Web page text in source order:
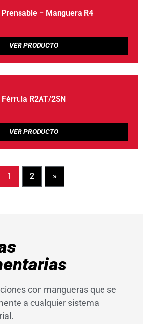
– Manguera R4
Férrula R2AT/2SN
1 2 »
con mangueras que se
a cualquier sistema